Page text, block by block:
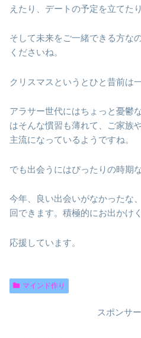
えたり、デートの予定を立てた
そして未来をご一緒できる方な
くださいね。
クリスマスというとひと昔前は
アラサー世代にはちょっと憂鬱
はそんな慣習も薄れて、ご家族
主流になっているようですね。
でも出会うにはぴったりの時期
今年、良い出会いがなかったな
回できます。積極的にお出かけ
応援しています。
マインド作り
スポンサ